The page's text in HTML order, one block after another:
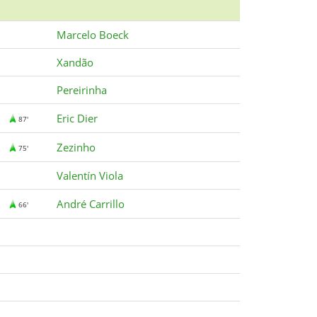
Marcelo Boeck
Xandão
Pereirinha
87' Eric Dier
75'
Zezinho
Valentín Viola
66' André Carrillo